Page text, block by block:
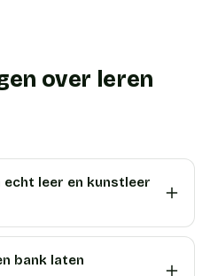
over leren
leer en kunstleer
bank laten